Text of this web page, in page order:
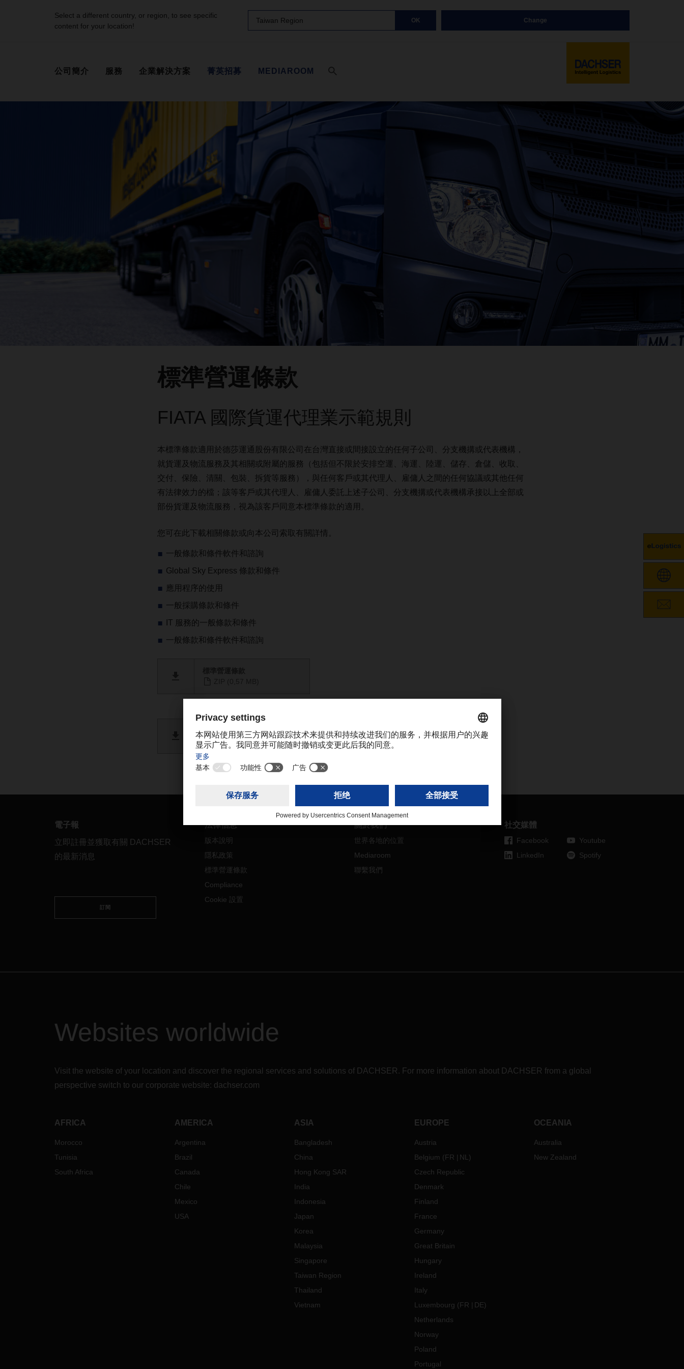
Select a different country, or region, to see specific
content for your location!
Taiwan Region OK Change
公司簡介 服務 企業解決方案 菁英招募 MEDIAROOM
標準營運條款
FIATA 國際貨運代理業示範規則
本標準條款適用於德莎運通股份有限公司在台灣直接或間接設立的任何子公司、分支機搆或代表機構，
就貨運及物流服務及其相關或附屬的服務（包括但不限於安排空運、海運、陸運、儲存、倉儲、收取、
交付、保險、清關、包裝、拆貨等服務），與任何客戶或其代理人、雇傭人之間的任何協議或其他任何
有法律效力的檔；該等客戶或其代理人、雇傭人委託上述子公司、分支機搆或代表機構承接以上全部或
部份貨運及物流服務，視為該客戶同意本標準條款的適用。
您可在此下載相關條款或向本公司索取有關詳情。
一般條款和條件軟件和諮詢
Global Sky Express 條款和條件
應用程序的使用
一般採購條款和條件
IT 服務的一般條款和條件
一般條款和條件軟件和諮詢
FIATA 國際貨運代理業示範規則
PDF (0,10 MB)
電子報
立即註冊並獲取有關 DACHSER
的最新消息
訂閱
法律信息
版本說明
隱私政策
標準營運條款
Compliance
Cookie 設置
關於我們
世界各地的位置
Mediaroom
聯繫我們
社交媒體
Facebook
LinkedIn
Youtube
Spotify
Websites worldwide
Visit the website of your location and discover the regional services and solutions of DACHSER. For more information about DACHSER from a global
perspective switch to our corporate website: dachser.com
AFRICA
Morocco
Tunisia
South Africa
AMERICA
Argentina
Brazil
Canada
Chile
Mexico
USA
ASIA
Bangladesh
China
Hong Kong SAR
India
Indonesia
Japan
Korea
Malaysia
Singapore
Taiwan Region
Thailand
Vietnam
EUROPE
Austria
Belgium (FR NL)
Czech Republic
Denmark
Finland
France
Germany
Great Britain
Hungary
Ireland
Italy
Luxembourg (FR DE)
Netherlands
Norway
Poland
Portugal
OCEANIA
Australia
New Zealand